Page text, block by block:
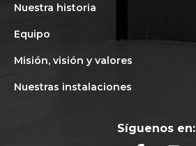
Nuestra historia
Equipo
Misión, visión y valores
Nuestras instalaciones
Síguenos en: